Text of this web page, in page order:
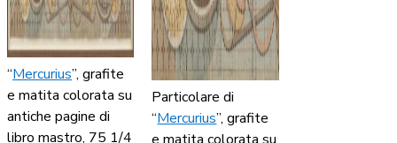
“Mercurius”, grafite
e matita colorata su
antiche pagine di
libro mastro, 75 1/4
Particolare di
“Mercurius”, grafite